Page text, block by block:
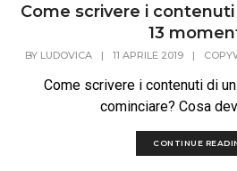
Come scrivere i
13
BY LUDOVICA | 11 APRILE 2019 |
Come scrivere i contenuti di
cominciare? Cosa
CONTINUE